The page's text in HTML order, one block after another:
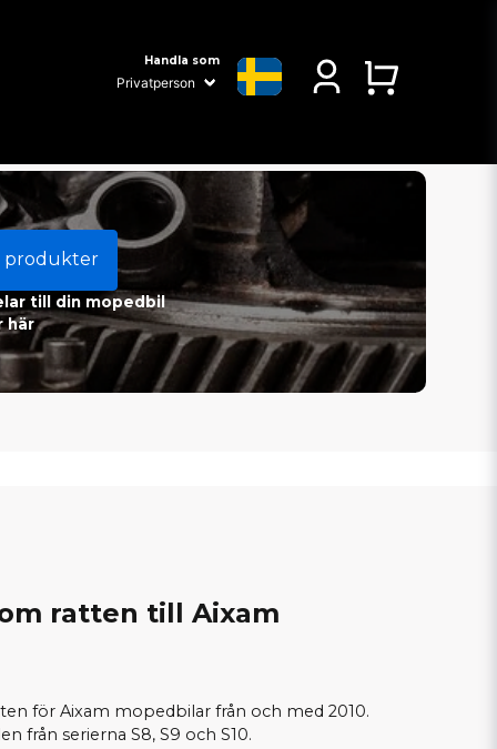
Handla som
produkter
till din mopedbil
här
ratten till Aixam
för Aixam mopedbilar från och med 2010.
från serierna S8, S9 och S10.